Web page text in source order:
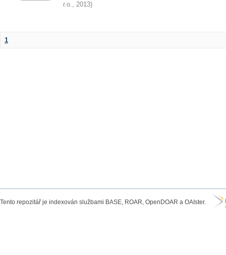
r.o., 2013)
1
Tento repozitář je indexován službami BASE, ROAR, OpenDOAR a OAIster.